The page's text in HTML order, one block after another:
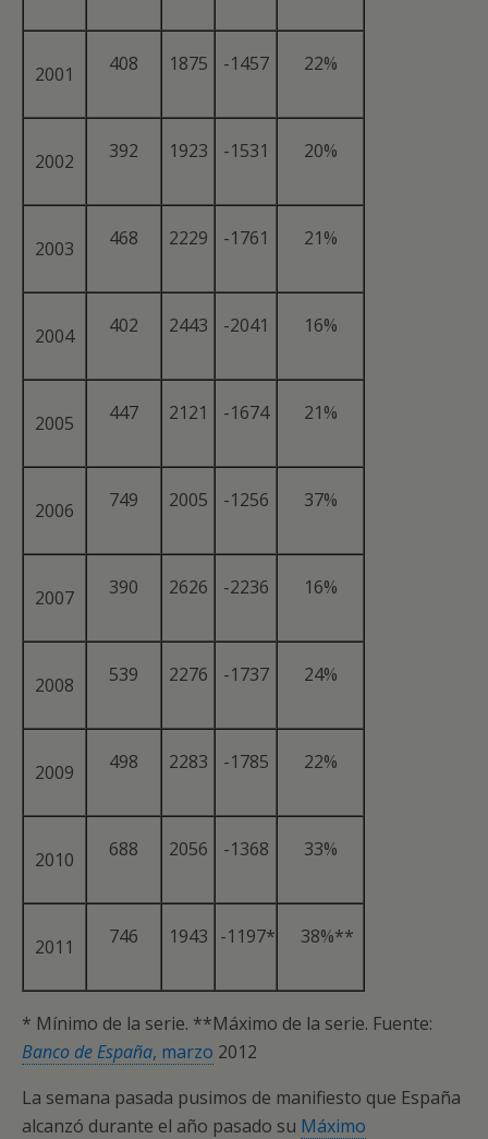
2001 408 1875 -1457 22%
2002 392 1923 -1531 20%
2003 468 2229 -1761 21%
2004 402 2443 -2041 16%
2005 447 2121 -1674 21%
2006 749 2005 -1256 37%
2007 390 2626 -2236 16%
2008 539 2276 -1737 24%
2009 498 2283 -1785 22%
2010 688 2056 -1368 33%
2011 746 1943 -1197* 38%**
* Mínimo de la serie. **Máximo de la serie. Fuente:
Banco de España, marzo 2012
La semana pasada pusimos de manifiesto que España
alcanzó durante el año pasado su Máximo